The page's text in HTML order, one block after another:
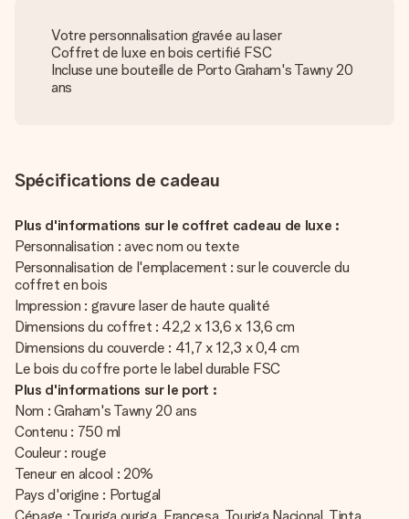
Votre personnalisation gravée au laser
Coffret de luxe en bois certifié FSC
Incluse une bouteille de Porto Graham's Tawny 20
ans
Spécifications de cadeau
Plus d'informations sur le coffret cadeau de luxe :
Personnalisation : avec nom ou texte
Personnalisation de l'emplacement : sur le couvercle du
coffret en bois
Impression : gravure laser de haute qualité
Dimensions du coffret : 42,2 x 13,6 x 13,6 cm
Dimensions du couvercle : 41,7 x 12,3 x 0,4 cm
Le bois du coffre porte le label durable FSC
Plus d'informations sur le port :
Nom : Graham's Tawny 20 ans
Contenu : 750 ml
Couleur : rouge
Teneur en alcool : 20%
Pays d'origine : Portugal